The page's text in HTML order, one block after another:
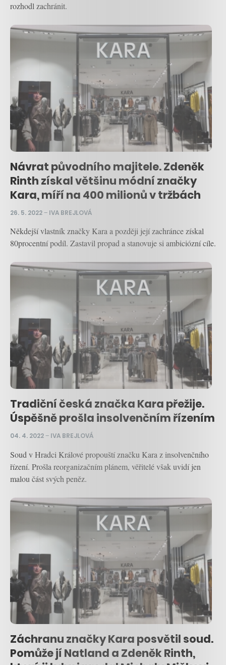
rozhodl zachránit.
Návrat původního majitele. Zdeněk
Rinth získal většinu módní značky
Kara, míří na 400 milionů v tržbách
26. 5. 2022– IVA BREJLOVÁ
Někdejší vlastník značky Kara a později její zachránce získal
80procentní podíl. Zastavil propad a stanovuje si ambiciózní cíle.
Tradiční česká značka Kara přežije.
Úspěšně prošla insolvenčním řízením
04. 4. 2022– IVA BREJLOVÁ
Soud v Hradci Králové propouští značku Kara z insolvenčního
řízení. Prošla reorganizačním plánem, věřitelé však uvidí jen
malou část svých peněz.
Záchranu značky Kara posvětil soud.
Pomůže jí Natland a Zdeněk Rinth,